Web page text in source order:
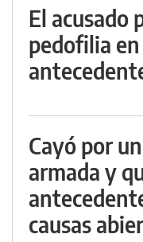
El acusado
pedofilia
Cayó por
armada y
causas